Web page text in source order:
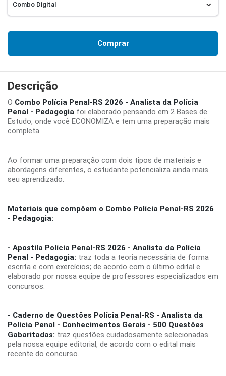
Comprar
Descrição
O Combo Polícia Penal-RS 2026 - Analista da Polícia
Penal - Pedagogia foi elaborado pensando em 2 Bases de
Estudo, onde você ECONOMIZA e tem uma preparação mais
completa.
Ao formar uma preparação com dois tipos de materiais e
abordagens diferentes, o estudante potencializa ainda mais
seu aprendizado.
Materiais que compõem o Combo Polícia Penal-RS 2026
- Pedagogia:
- Apostila Polícia Penal-RS 2026 - Analista da Polícia
Penal - Pedagogia: traz toda a teoria necessária de forma
escrita e com exercícios; de acordo com o último edital e
elaborado por nossa equipe de professores especializados em
concursos.
- Caderno de Questões Polícia Penal-RS - Analista da
Polícia Penal - Conhecimentos Gerais - 500 Questões
Gabaritadas: traz questões cuidadosamente selecionadas
pela nossa equipe editorial, de acordo com o edital mais
recente do concurso.